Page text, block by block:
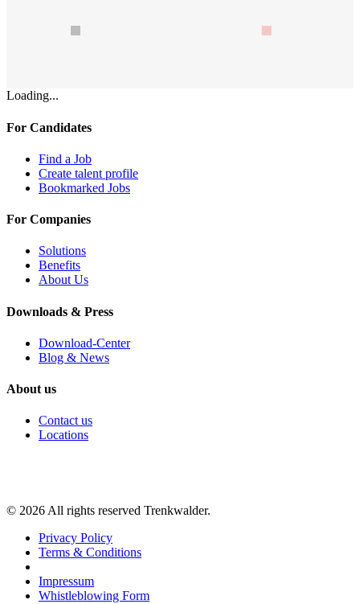
Loading...
For Candidates
Find a Job
Create talent profile
Bookmarked Jobs
For Companies
Solutions
Benefits
About Us
Downloads & Press
Download-Center
Blog & News
About us
Contact us
Locations
© 2026 All rights reserved Trenkwalder.
Privacy Policy
Terms & Conditions
Impressum
Whistleblowing Form